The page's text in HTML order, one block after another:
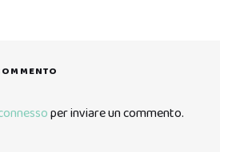
per inviare un commento.